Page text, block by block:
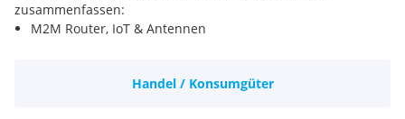
zusammenfassen:
M2M Router, IoT & Antennen
Umgebungsmonitoring, Sensorik & IoT
Handel / Konsumgüter